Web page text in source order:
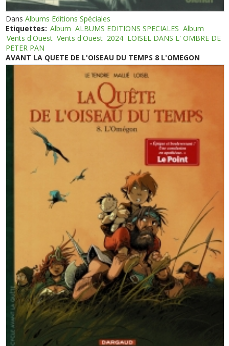
DansAlbums Editions Spéciales
Etiquettes: Album ALBUMS EDITIONS SPECIALES Album
Vents d'Ouest Vents d'Ouest 2024 LOISEL DANS L' OMBRE DE
PETER PAN
AVANT LA QUETE DE L'OISEAU DU TEMPS 8 L'OMEGON